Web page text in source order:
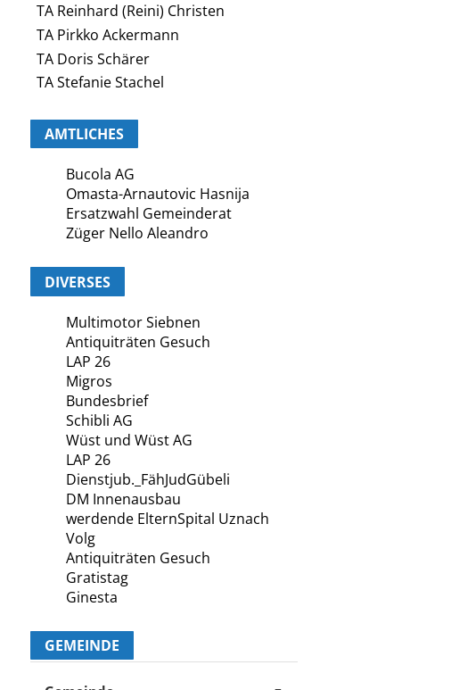
TA Reinhard (Reini) Christen
TA Pirkko Ackermann
TA Doris Schärer
TA Stefanie Stachel
AMTLICHES
Bucola AG
Omasta-Arnautovic Hasnija
Ersatzwahl Gemeinderat
Züger Nello Aleandro
DIVERSES
Multimotor Siebnen
Antiquiträten Gesuch
LAP 26
Migros
Bundesbrief
Schibli AG
Wüst und Wüst AG
LAP 26
Dienstjub._FähJudGübeli
DM Innenausbau
werdende ElternSpital Uznach
Volg
Antiquiträten Gesuch
Gratistag
Ginesta
GEMEINDE